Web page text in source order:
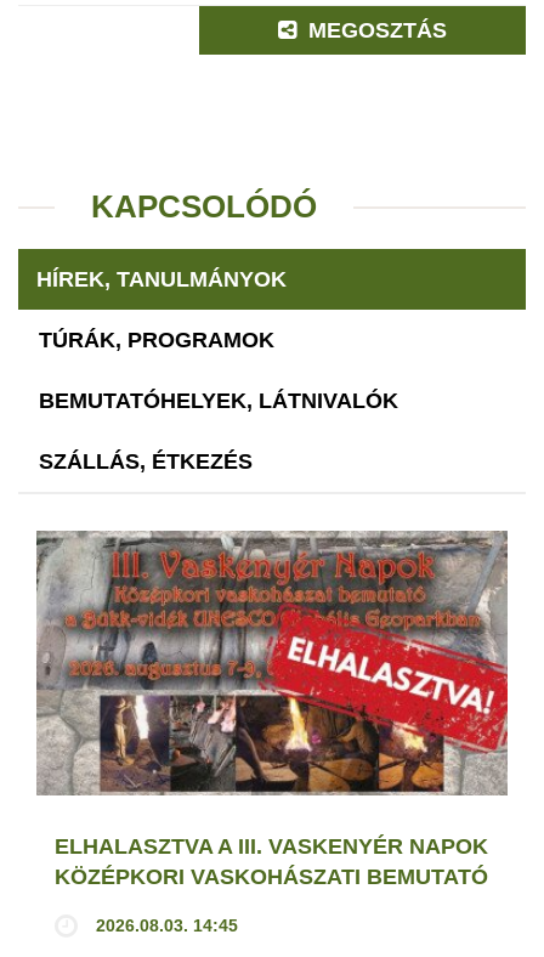
MEGOSZTÁS
KAPCSOLÓDÓ
HÍREK, TANULMÁNYOK
TÚRÁK, PROGRAMOK
BEMUTATÓHELYEK, LÁTNIVALÓK
SZÁLLÁS, ÉTKEZÉS
ELHALASZTVA A III. VASKENYÉR NAPOK
KÖZÉPKORI VASKOHÁSZATI BEMUTATÓ
2026.08.03. 14:45